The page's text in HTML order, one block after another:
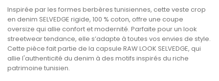
Inspirée par les formes berbères tunisiennes, cette veste crop
en denim SELVEDGE rigide, 100 % coton, offre une coupe
oversize qui allie confort et modernité. Parfaite pour un look
streetwear tendance, elle s’adapte à toutes vos envies de style.
Cette pièce fait partie de la capsule RAW LOOK SELVEDGE, qui
allie l'authenticité du denim à des motifs inspirés du riche
patrimoine tunisien.